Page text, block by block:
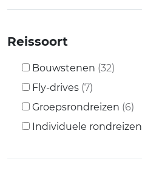
Reissoort
Bouwstenen (32)
Fly-drives (7)
Groepsrondreizen (6)
Individuele rondreizen